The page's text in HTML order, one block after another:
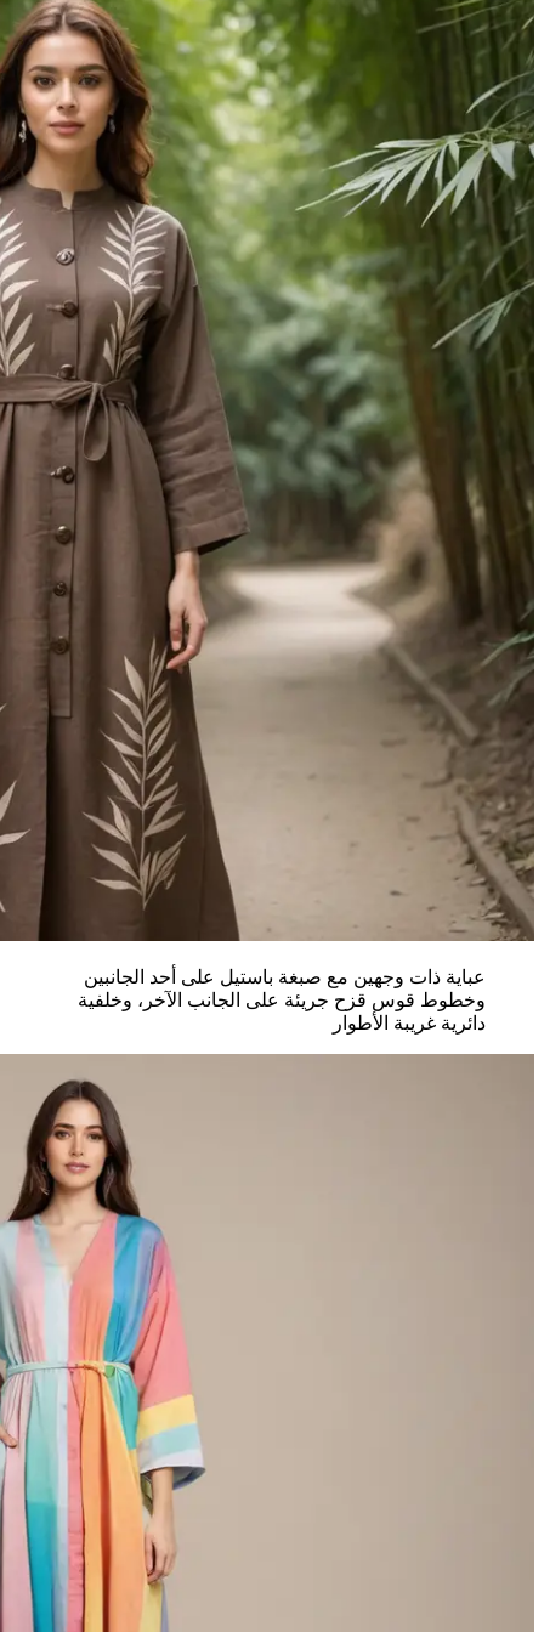
عباية ذات وجهين مع صبغة باستيل على أحد الجانبين
وخطوط قوس قزح جريئة على الجانب الآخر، وخلفية
دائرية غريبة الأطوار